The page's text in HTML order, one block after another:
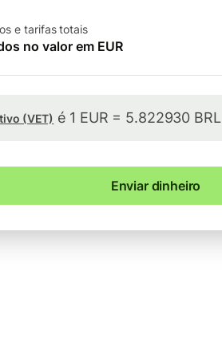
e tarifas totais
no valor em EUR
(VET) é 1 EUR = 5.822930 BRL
Enviar dinheiro